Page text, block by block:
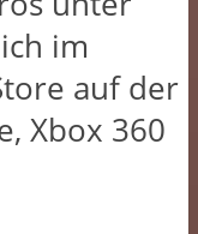
im
auf der
Xbox 360